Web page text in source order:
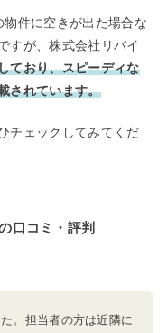
件に空きが出た場合な
すが、株式会社リバイ
ており、スピーディな
されています。
チェックしてみてくだ
口コミ・評判
。担当者の方は近隣に